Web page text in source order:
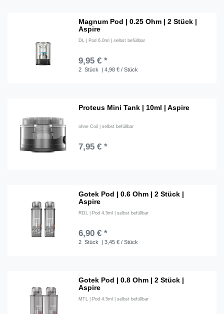
Magnum Pod | 0.25 Ohm | 2 Stück |
Aspire
DL | Pod 6.0ml | selbst befüllbar
9,95 € *
2 Stück | 4,98 € / Stück
Proteus Mini Tank | 10ml | Aspire
ohne Coil | selbst befüllbar
7,95 € *
Gotek Pod | 0.6 Ohm | 2 Stück |
Aspire
RDL | Pod 4.5ml | selbst befüllbar
6,90 € *
2 Stück | 3,45 € / Stück
Gotek Pod | 0.8 Ohm | 2 Stück |
Aspire
MTL | Pod 4.5ml | selbst befüllbar